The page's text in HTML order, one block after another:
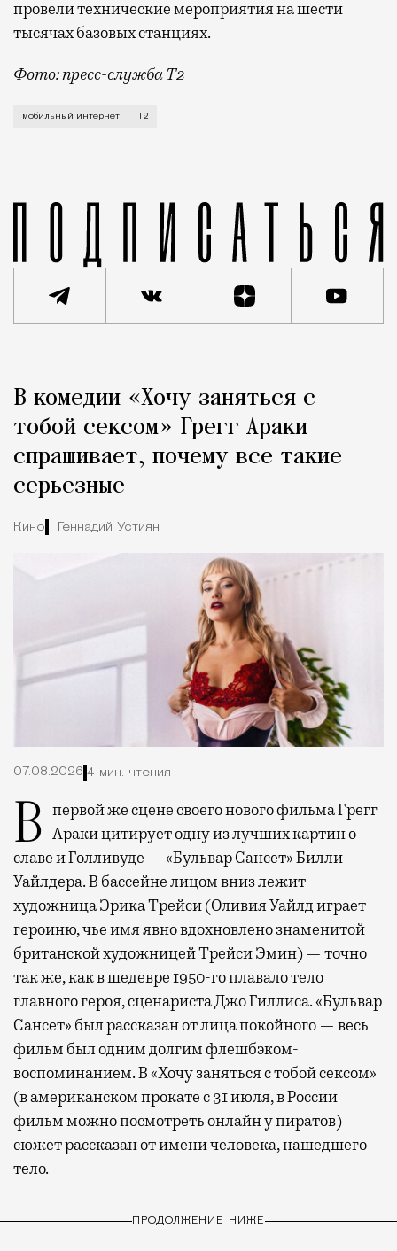
провели технические мероприятия на шести
тысячах базовых станциях.
Фото: пресс-служба Т2
Мобильный оператор Т2 завершил работы по
мобильный интернет Т2
Город
В комедии «Хочу заняться с
тобой сексом» Грегг Араки
спрашивает, почему все такие
серьезные
Кино Геннадий Устиян
07.08.2026 4 мин. чтения
В первой же сцене своего нового фильма Грегг Араки цитирует одну из лучших картин о
славе и Голливуде — «Бульвар Сансет» Билли
Уайлдера. В бассейне лицом вниз лежит
художница Эрика Трейси (Оливия Уайлд играет
героиню, чье имя явно вдохновлено знаменитой
британской художницей Трейси Эмин) — точно
так же, как в шедевре 1950-го плавало тело
главного героя, сценариста Джо Гиллиса. «Бульвар
Сансет» был рассказан от лица покойного — весь
фильм был одним долгим флешбэком-
воспоминанием. В «Хочу заняться с тобой сексом»
(в американском прокате с 31 июля, в России
фильм можно посмотреть онлайн у пиратов)
сюжет рассказан от имени человека, нашедшего
тело.
ПРОДОЛЖЕНИЕ НИЖЕ